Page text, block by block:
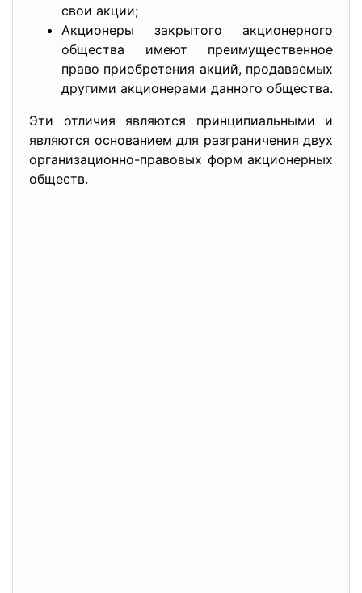
свои акции;
Акционеры закрытого акционерного
общества имеют преимущественное
право приобретения акций, продаваемых
другими акционерами данного общества.
Эти отличия являются принципиальными и
являются основанием для разграничения двух
организационно-правовых форм акционерных
обществ.